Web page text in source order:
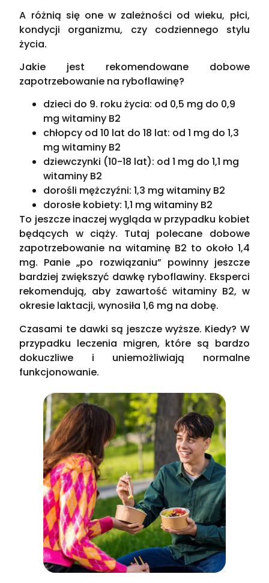
A różnią się one w zależności od wieku, płci,
kondycji organizmu, czy codziennego stylu
życia.
Jakie jest rekomendowane dobowe
zapotrzebowanie na ryboflawinę?
dzieci do 9. roku życia: od 0,5 mg do 0,9
mg witaminy B2
chłopcy od 10 lat do 18 lat: od 1 mg do 1,3
mg witaminy B2
dziewczynki (10-18 lat): od 1 mg do 1,1 mg
witaminy B2
dorośli mężczyźni: 1,3 mg witaminy B2
dorosłe kobiety: 1,1 mg witaminy B2
To jeszcze inaczej wygląda w przypadku kobiet
będących w ciąży. Tutaj polecane dobowe
zapotrzebowanie na witaminę B2 to około 1,4
mg. Panie „po rozwiązaniu” powinny jeszcze
bardziej zwiększyć dawkę ryboflawiny. Eksperci
rekomendują, aby zawartość witaminy B2, w
okresie laktacji, wynosiła 1,6 mg na dobę.
Czasami te dawki są jeszcze wyższe. Kiedy? W
przypadku leczenia migren, które są bardzo
dokuczliwe i uniemożliwiają normalne
funkcjonowanie.